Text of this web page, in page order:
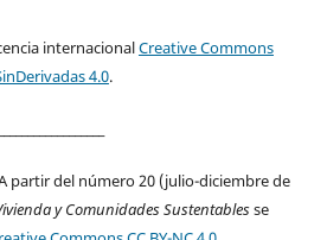
internacionalCreative Commons
4.0.
partir del número 20 (julio-diciembre de
y Comunidades Sustentablesse